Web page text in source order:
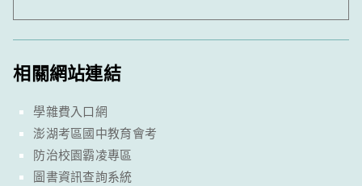
相關網站連結
學雜費入口網
澎湖考區國中教育會考
防治校園霸凌專區
圖書資訊查詢系統